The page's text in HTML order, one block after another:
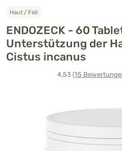
Haut / Fell
ENDOZECK - 60
Unterstützung der
Cistus incanus
4,53(15